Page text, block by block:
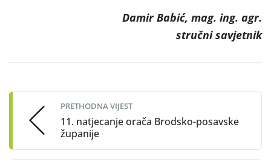
Damir Babić, mag. ing. agr.
stručni savjetnik
navigation
PRETHODNA VIJEST
11. natjecanje orača Brodsko-posavske
županije